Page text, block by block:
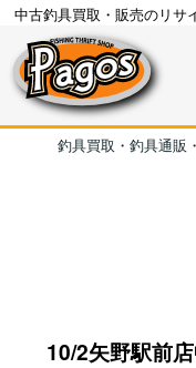
中古釣具買取・販売のリサ
釣具買取・釣具通販
10/2矢野駅前